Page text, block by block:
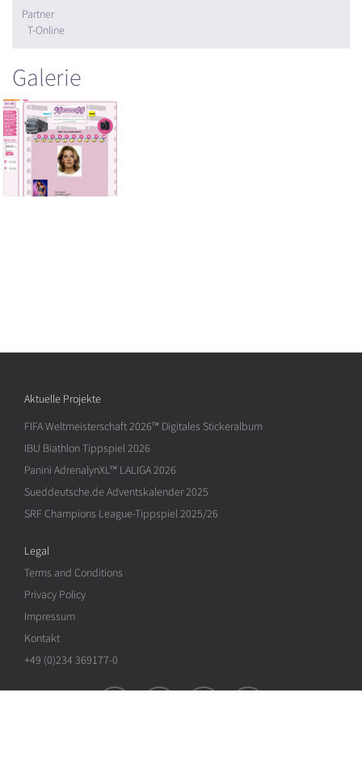
Partner
T-Online
Galerie
Aktuelle Projekte
FIFA Weltmeisterschaft 2026™ Digitales Stickeralbum
IBU Biathlon Tippspiel 2026
Panini AdrenalynXL™ LALIGA 2026
Sueddeutsche.de Adventskalender 2025
SRF Champions League-Tippspiel 2025/26
Legal
Terms and Conditions
Privacy Policy
Impressum
Kontakt
+49 (0)234 369177-0